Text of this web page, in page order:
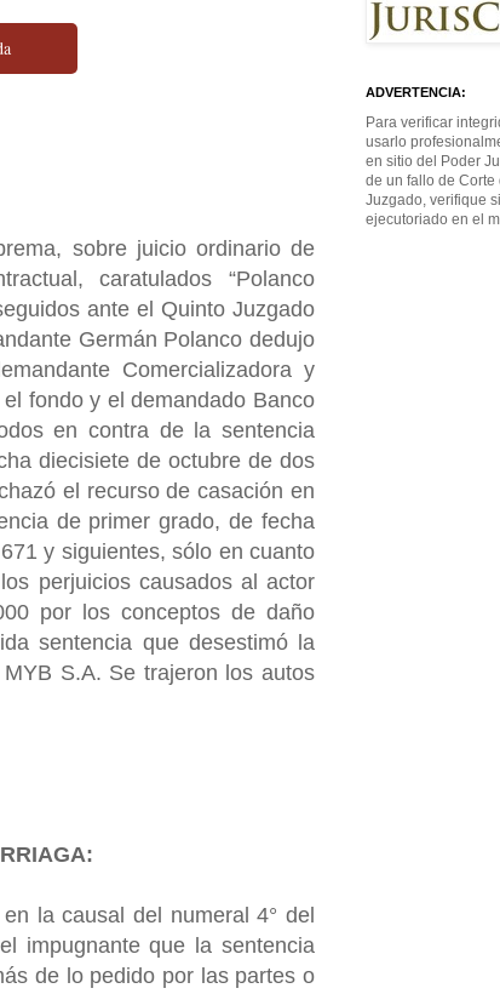
sobre juicio ordinario de
caratulados “Polanco
ante el Quinto Juzgado
Germán Polanco dedujo
Comercializadora y
fondo y el demandado Banco
en contra de la sentencia
diecisiete de octubre de dos
el recurso de casación en
de primer grado, de fecha
y siguientes, sólo en cuanto
perjuicios causados al actor
por los conceptos de daño
sentencia que desestimó la
S.A. Se trajeron los autos
la causal del numeral 4° del
impugnante que la sentencia
de lo pedido por las partes o
ADVERTENCIA:
Para verificar
usarlo
en sitio del Poder
de un fallo de Corte
Juzgado, verifique
ejecutoriado en el